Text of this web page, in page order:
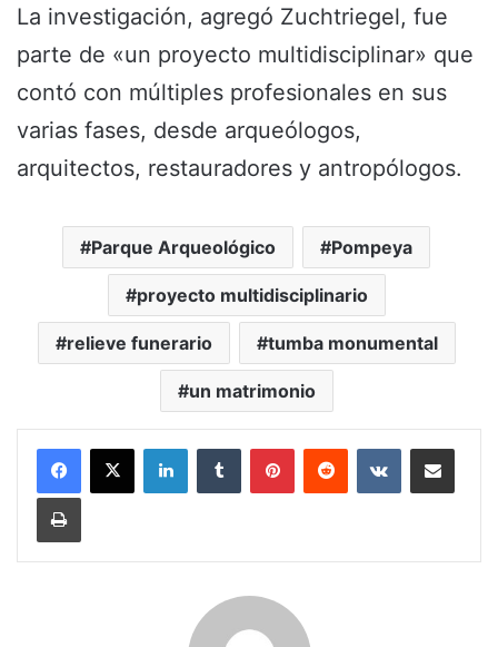
La investigación, agregó Zuchtriegel, fue
parte de «un proyecto multidisciplinar» que
contó con múltiples profesionales en sus
varias fases, desde arqueólogos,
arquitectos, restauradores y antropólogos.
Parque Arqueológico Pompeya
proyecto multidisciplinario
relieve funerario tumba monumental
un matrimonio
LinkedInTumblr PinterestReddit VKontakteShare via Email
Print